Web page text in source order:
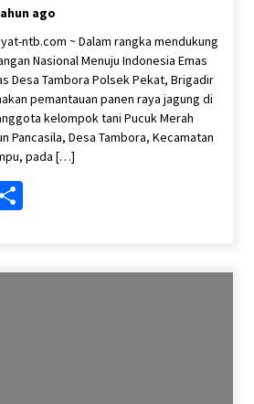
ago
ntb.com ~ Dalam rangka mendukung
Nasional Menuju Indonesia Emas
Desa Tambora Polsek Pekat, Brigadir
pemantauan panen raya jagung di
kelompok tani Pucuk Merah
Pancasila, Desa Tambora, Kecamatan
pada […]
Share